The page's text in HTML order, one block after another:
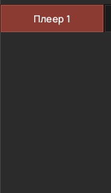
Плеер 1